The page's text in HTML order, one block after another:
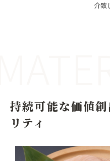
介致
持続可能な価値
リティ